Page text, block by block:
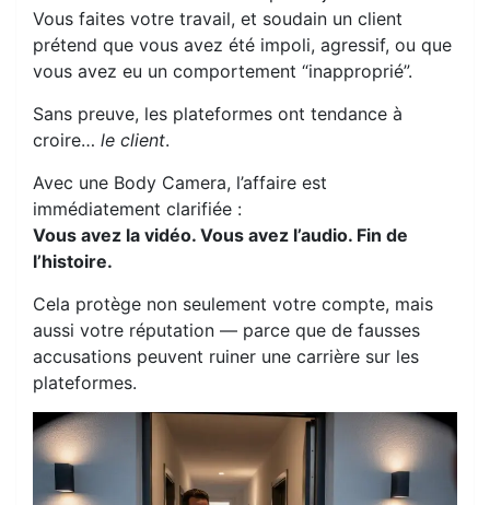
Vous faites votre travail, et soudain un client
prétend que vous avez été impoli, agressif, ou que
vous avez eu un comportement “inapproprié”.
Sans preuve, les plateformes ont tendance à
croire… le client.
Avec une Body Camera, l’affaire est
immédiatement clarifiée :
Vous avez la vidéo. Vous avez l’audio. Fin de
l’histoire.
Cela protège non seulement votre compte, mais
aussi votre réputation — parce que de fausses
accusations peuvent ruiner une carrière sur les
plateformes.